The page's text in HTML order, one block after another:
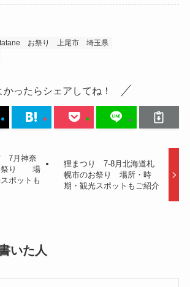
お祭り 上尾市
埼玉県
かったらシェアしてね！
7月神奈
祭り 場
ポットも
狸まつり 7-8月北海道札
幌市のお祭り 場所・時
期・観光スポットもご紹介
いた人